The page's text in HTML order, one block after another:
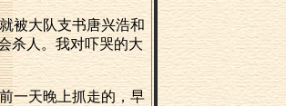
被大队支书唐兴浩和
杀人。我对吓哭的大
一天晚上抓走的，早